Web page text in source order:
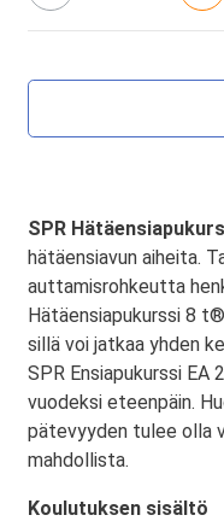
SPR
hätäensiavun aiheita.
auttamisrohkeutta
Hätäensiapukurssi 8
sillä voi jatkaa yhden
SPR Ensiapukurssi
vuodeksi eteenpäin.
pätevyyden tulee olla
mahdollista.
Koulutuksen sisältö